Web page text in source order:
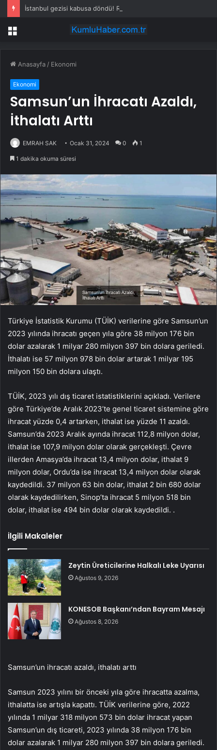
Menü
Anasayfa / Ekonomi
Ekonomi
Samsun’un İhracatı Azaldı,
İthalatı Arttı
EMRAH SAK Ocak 31, 2024 0 1
1 dakika okuma süresi
Türkiye İstatistik Kurumu (TÜİK) verilerine göre Samsun’un
2023 yılında ihracatı geçen yıla göre 38 milyon 176 bin
dolar azalarak 1 milyar 280 milyon 397 bin dolara geriledi.
İthalatı ise 57 milyon 978 bin dolar artarak 1 milyar 195
milyon 150 bin dolara ulaştı.
TÜİK, 2023 yılı dış ticaret istatistiklerini açıkladı. Verilere
göre Türkiye’de Aralık 2023’te genel ticaret sistemine göre
ihracat yüzde 0,4 artarken, ithalat ise yüzde 11 azaldı.
Samsun’da 2023 Aralık ayında ihracat 112,8 milyon dolar,
ithalat ise 107,9 milyon dolar olarak gerçekleşti. Çevre
illerden Amasya’da ihracat 13,4 milyon dolar, ithalat 9
milyon dolar, Ordu’da ise ihracat 13,4 milyon dolar olarak
kaydedildi. 37 milyon 63 bin dolar, ithalat 2 bin 680 dolar
olarak kaydedilirken, Sinop’ta ihracat 5 milyon 518 bin
dolar, ithalat ise 494 bin dolar olarak kaydedildi. .
İlgili Makaleler
Zeytin Üreticilerine Halkalı Leke Uyarısı
Ağustos 9, 2026
KONESOB Başkanı’ndan Bayram Mesajı
Ağustos 8, 2026
Samsun’un ihracatı azaldı, ithalatı arttı
Samsun 2023 yılını bir önceki yıla göre ihracatta azalma,
ithalatta ise artışla kapattı. TÜİK verilerine göre, 2022
yılında 1 milyar 318 milyon 573 bin dolar ihracat yapan
Samsun’un dış ticareti, 2023 yılında 38 milyon 176 bin
dolar azalarak 1 milyar 280 milyon 397 bin dolara geriledi.